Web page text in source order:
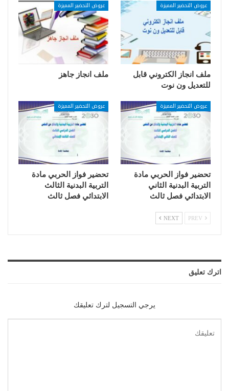
عروض التحضير المميزة
ملف انجاز الكتروني قابل
للتعديل ون نوت
عروض التحضير المميزة
ملف انجاز جاهز
عروض التحضير المميزة
تحضير فواز الحربي مادة
التربية البدنية الثاني
الابتدائي فصل ثالث
عروض التحضير المميزة
تحضير فواز الحربي مادة
التربية البدنية الثالث
الابتدائي فصل ثالث
NEXT
اترك تعليق
يرجي التسجيل لترك تعليقك